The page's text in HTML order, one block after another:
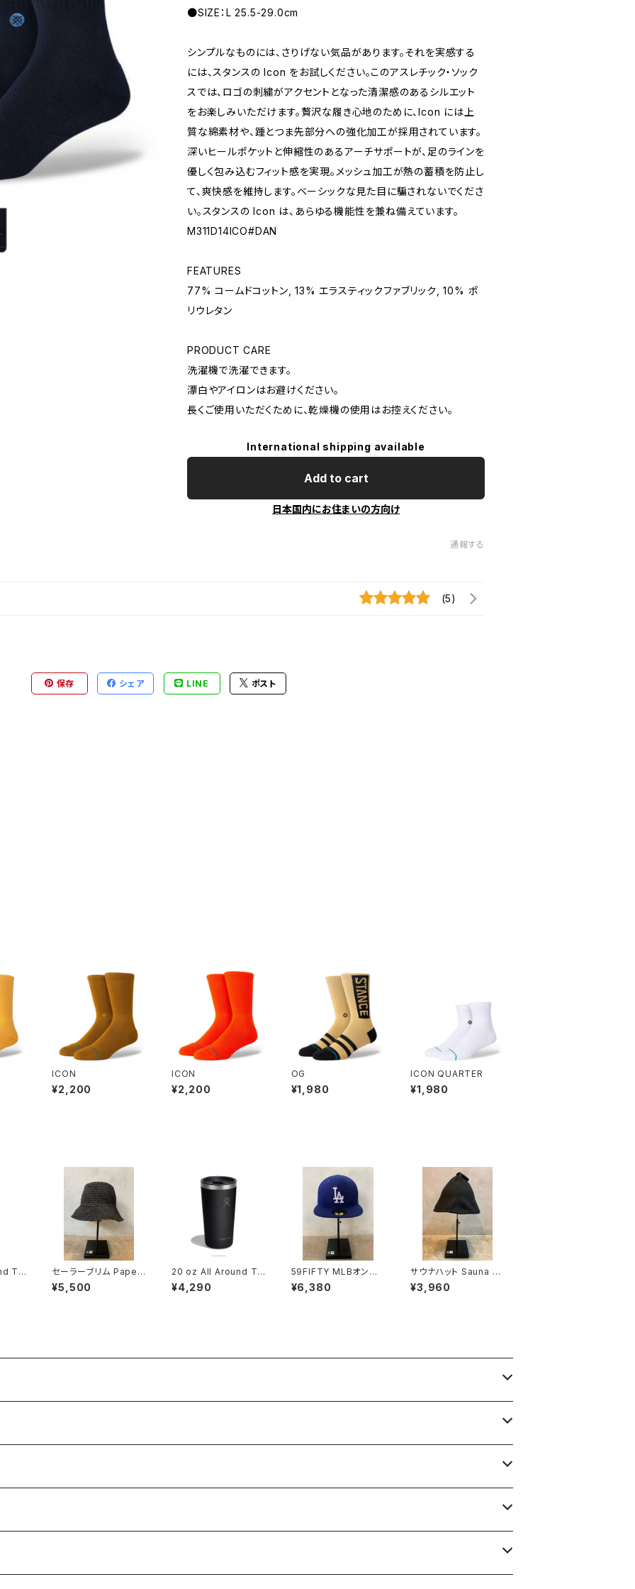
●SIZE：L 25.5-29.0cm
シンプルなものには、さりげない気品があります。それを実感する
には、スタンスの Icon をお試しください。このアスレチック・ソック
スでは、ロゴの刺繍がアクセントとなった清潔感のあるシルエット
をお楽しみいただけます。贅沢な履き心地のために、Icon には上
質な綿素材や、踵とつま先部分への強化加工が採用されています。
深いヒールポケットと伸縮性のあるアーチサポートが、足のラインを
優しく包み込むフィット感を実現。メッシュ加工が熱の蓄積を防止し
て、爽快感を維持します。ベーシックな見た目に騙されないでくださ
い。スタンスの Icon は、あらゆる機能性を兼ね備えています。
M311D14ICO#DAN
FEATURES
77% コームドコットン, 13% エラスティックファブリック, 10% ポ
リウレタン
PRODUCT CARE
洗濯機で洗濯できます。
漂白やアイロンはお避けください。
長くご使用いただくために、乾燥機の使用はお控えください。
International shipping available
Add to cart
日本国内にお住まいの方向け
通報する
(5)
保存 シェア LINE ポスト
ICON
¥2,200
ICON
¥2,200
OG
¥1,980
ICON QUARTER
¥1,980
Tu
セーラーブリム Paper
Crochet Hat ブラック
¥5,500
20 oz All Around Tu
mbler Tonal Black
¥4,290
59FIFTY MLBオンフィ
ールド ロサンゼルス・ド
ジャース ゲーム
¥6,380
サウナハット Sauna H
at フェルト ブラック
¥3,960